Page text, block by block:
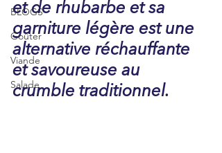
BLOGS
Goûter
Viande
Salade
et de rhubarbe et sa
garniture légère est une
alternative réchauffante
et savoureuse au
crumble traditionnel.